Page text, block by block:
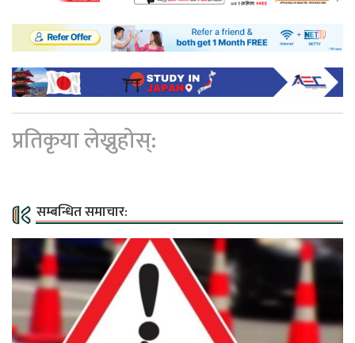
प्रतिकृया लेख्नुहोस्:
सम्बन्धित समाचार: